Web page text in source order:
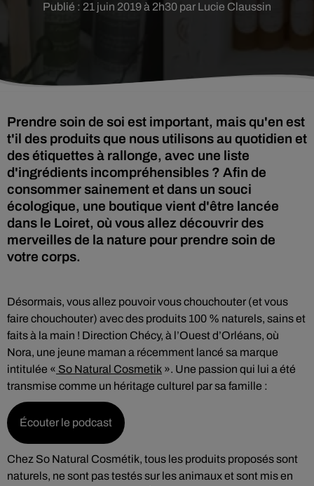
Publié : 21 juin 2019 à 2h30 par Lucie Claussin
Prendre soin de soi est important, mais qu'en est
t'il des produits que nous utilisons au quotidien et
des étiquettes à rallonge, avec une liste
d'ingrédients incompréhensibles ? Afin de
consommer sainement et dans un souci
écologique, une boutique vient d'être lancée
dans le Loiret, où vous allez découvrir des
merveilles de la nature pour prendre soin de
votre corps.
Désormais, vous allez pouvoir vous chouchouter (et vous
faire chouchouter) avec des produits 100 % naturels, sains et
faits à la main ! Direction Chécy, à l’Ouest d’Orléans, où
Nora, une jeune maman a récemment lancé sa marque
intitulée « So Natural Cosmetik ». Une passion qui lui a été
transmise comme un héritage culturel par sa famille :
Écouter le podcast
Chez So Natural Cosmétik, tous les produits proposés sont
naturels, ne sont pas testés sur les animaux et sont mis en